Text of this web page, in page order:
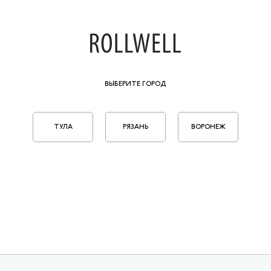
ВЫБЕРИТЕ ГОРОД
ТУЛА РЯЗАНЬ ВОРОНЕЖ